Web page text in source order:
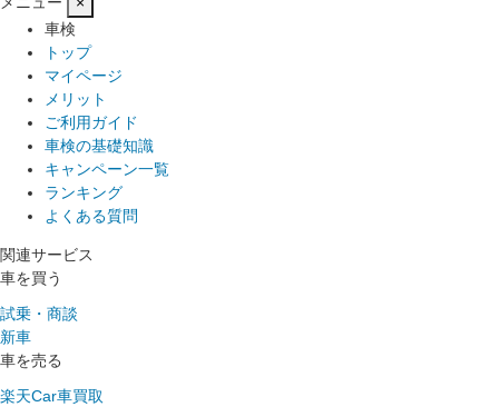
車検
トップ
マイページ
メリット
ご利用ガイド
車検の基礎知識
キャンペーン一覧
ランキング
よくある質問
関連サービス
車を買う
試乗・商談
新車
車を売る
楽天Car車買取